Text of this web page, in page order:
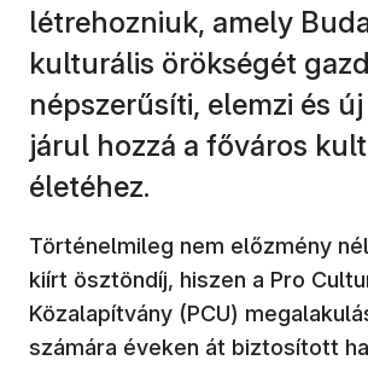
létrehozniuk, amely
kulturális örökségét
népszerűsíti, elemzi és
járul hozzá a főváros
életéhez.
Történelmileg nem előzmény
kiírt ösztöndíj, hiszen a Pro
Közalapítvány (PCU)
számára éveken át biztosított